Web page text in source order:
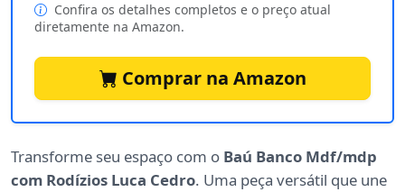
Confira os detalhes completos e o preço atual
diretamente na Amazon.
Comprar na Amazon
Transforme seu espaço com o Baú Banco Mdf/mdp
com Rodízios Luca Cedro. Uma peça versátil que une